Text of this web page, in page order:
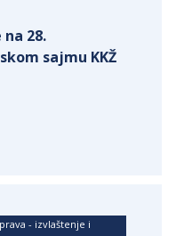
28.
sajmu KKŽ
- izvlaštenje i